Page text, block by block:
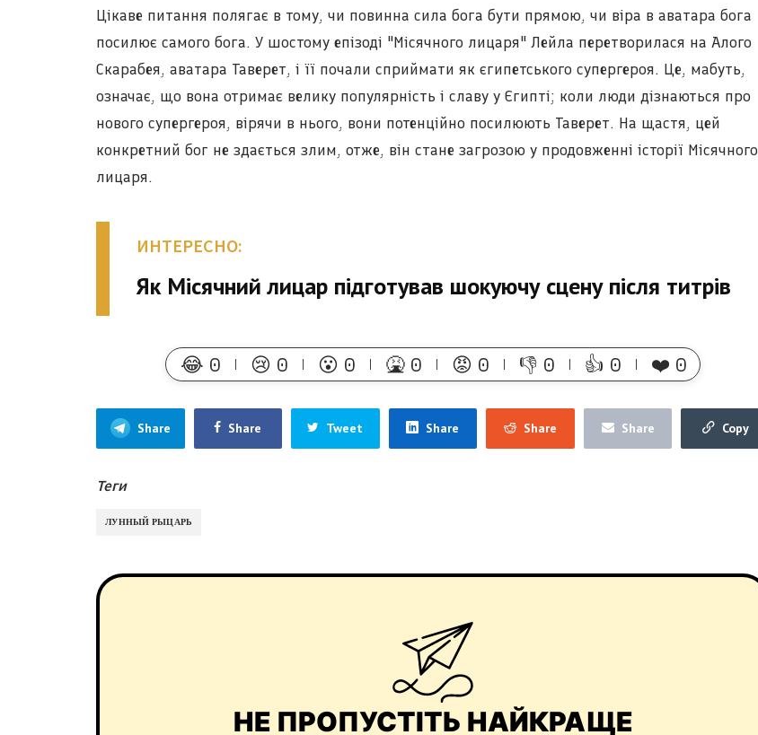
Цікаве питання полягає в тому, чи повинна сила бога бути прямою, чи віра в аватара бога
посилює самого бога. У шостому епізоді "Місячного лицаря" Лейла перетворилася на Алого
Скарабея, аватара Таверет, і її почали сприймати як єгипетського супергероя. Це, мабуть,
означає, що вона отримає велику популярність і славу у Єгипті; коли люди дізнаються про
нового супергероя, вірячи в нього, вони потенційно посилюють Таверет. На щастя, цей
конкретний бог не здається злим, отже, він стане загрозою у продовженні історії Місячного
лицаря.
ИНТЕРЕСНО:
Як Місячний лицар підготував шокуючу сцену після титрів
😂 0 😢 0 😮 0 🤮 0 😡 0 👎 0 👍 0 ❤️ 0
Share Share Tweet Share Share Share Copy
Теги
ЛУННЫЙ РЫЦАРЬ
НЕ ПРОПУСТІТЬ НАЙКРАЩЕ